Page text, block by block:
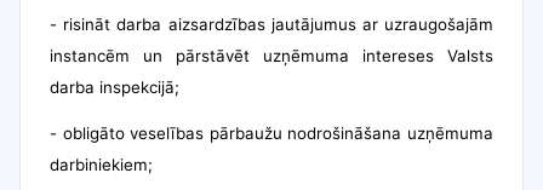
- risināt darba aizsardzības jautājumus ar uzraugošajām
instancēm un pārstāvēt uzņēmuma intereses Valsts
darba inspekcijā;
- obligāto veselības pārbaužu nodrošināšana uzņēmuma
darbiniekiem;